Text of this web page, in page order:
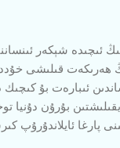
شېكەر ئىنساننىڭ
ھەرىكەت قىلىشى
ئىبارەت بۇ
بۇرۇن دۇنيا
شېكەر قومۇشىنىڭ سۈيىنى پارغا